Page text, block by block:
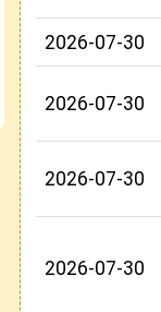
2026-07-30
2026-07-30
2026-07-30
2026-07-30